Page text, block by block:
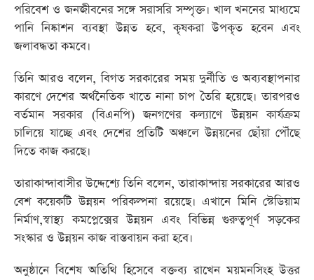
পরিবেশ ও জনজীবনের সঙ্গে সরাসরি সম্পৃক্ত। খাল খননের মাধ্যমে
পানি নিষ্কাশন ব্যবস্থা উন্নত হবে, কৃষকরা উপকৃত হবেন এবং
জলাবদ্ধতা কমবে।
তিনি আরও বলেন, বিগত সরকারের সময় দুর্নীতি ও অব্যবস্থাপনার
কারণে দেশের অর্থনৈতিক খাতে নানা চাপ তৈরি হয়েছে। তারপরও
বর্তমান সরকার (বিএনপি) জনগণের কল্যাণে উন্নয়ন কার্যক্রম
চালিয়ে যাচ্ছে এবং দেশের প্রতিটি অঞ্চলে উন্নয়নের ছোঁয়া পৌঁছে
দিতে কাজ করছে।
তারাকান্দাবাসীর উদ্দেশ্যে তিনি বলেন, তারাকান্দায় সরকারের আরও
বেশ কয়েকটি উন্নয়ন পরিকল্পনা রয়েছে। এখানে মিনি স্টেডিয়াম
নির্মাণ,স্বাস্থ্য কমপ্লেক্সের উন্নয়ন এবং বিভিন্ন গুরুত্বপূর্ণ সড়কের
সংস্কার ও উন্নয়ন কাজ বাস্তবায়ন করা হবে।
অনুষ্ঠানে বিশেষ অতিথি হিসেবে বক্তব্য রাখেন ময়মনসিংহ উত্তর